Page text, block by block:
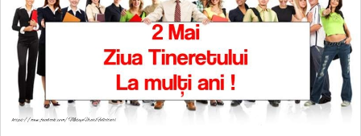
Felicitari muzicale personalizate
Felicitari animate
Invitatii personalizate